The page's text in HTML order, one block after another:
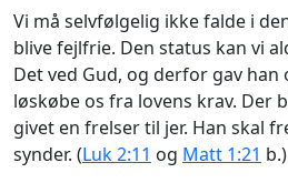
Vi må selvfølgelig ikke falde i
blive fejlfrie. Den status kan vi
Det ved Gud, og derfor gav han
løskøbe os fra lovens krav. Der
givet en frelser til jer. Han skal
synder. (Luk 2:11 og Matt 1:21 b.)